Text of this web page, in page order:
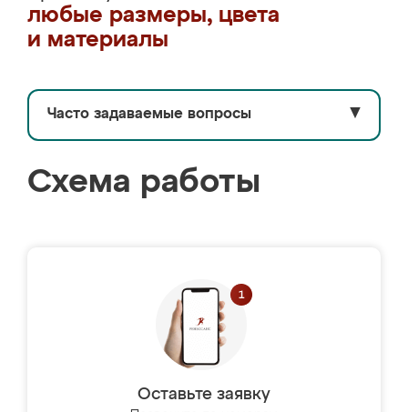
любые размеры, цвета
и материалы
Часто задаваемые вопросы ▼
Схема работы
Оставьте заявку